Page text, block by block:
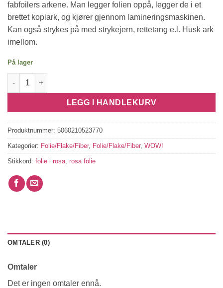
fabfoilers arkene. Man legger folien oppå, legger de i et
brettet kopiark, og kjører gjennom lamineringsmaskinen.
Kan også strykes på med strykejern, rettetang e.l. Husk ark
imellom.
På lager
WOW! Fab Foil - Pink antall
LEGG I HANDLEKURV
Produktnummer: 5060210523770
Kategorier: Folie/Flake/Fiber, Folie/Flake/Fiber, WOW!
Stikkord: folie i rosa rosa folie
OMTALER (0)
Omtaler
Det er ingen omtaler ennå.